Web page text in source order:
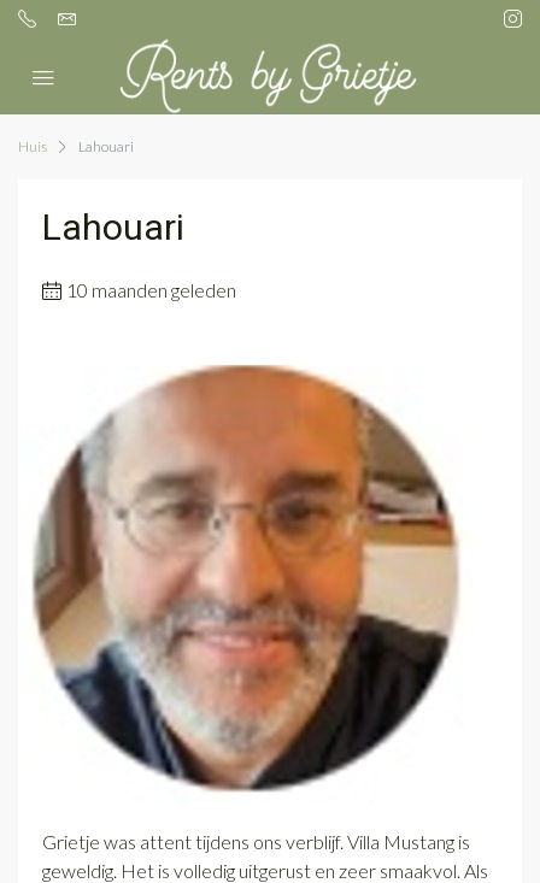
Huis Lahouari
Lahouari
10 maanden geleden
Grietje was attent tijdens ons verblijf. Villa Mustang is
geweldig. Het is volledig uitgerust en zeer smaakvol. Als